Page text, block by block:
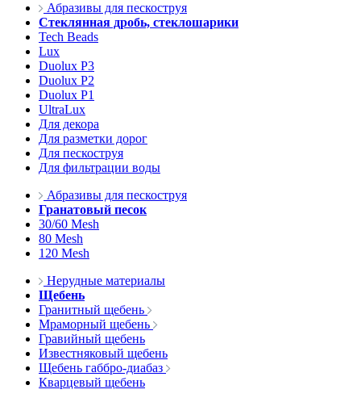
Абразивы для пескоструя
Стеклянная дробь, стеклошарики
Tech Beads
Lux
Duolux P3
Duolux P2
Duolux P1
UltraLux
Для декора
Для разметки дорог
Для пескоструя
Для фильтрации воды
Абразивы для пескоструя
Гранатовый песок
30/60 Mesh
80 Mesh
120 Mesh
Нерудные материалы
Щебень
Гранитный щебень
Мраморный щебень
Гравийный щебень
Известняковый щебень
Щебень габбро-диабаз
Кварцевый щебень